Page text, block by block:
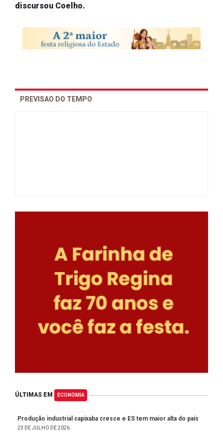
discursou Coelho.
PREVISAO DO TEMPO
ÚLTIMAS EM ECONOMIA
Produção industrial capixaba cresce e ES tem maior alta do país
23 DE JULHO DE 2026